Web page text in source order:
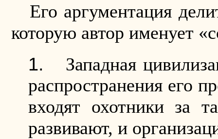
Его аргументация
которую автор именует
Западная
распространения его
входят охотники за
развивают, и